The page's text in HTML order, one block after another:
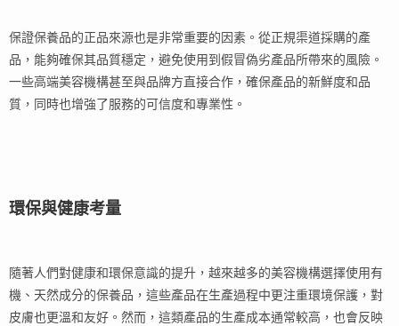
保證保養品的正品來源也是非常重要的因素。從正規渠道採購的產
品，能夠確保其品質穩定，避免使用到假冒偽劣產品所帶來的風險。
一些高端美容機構甚至與品牌方直接合作，確保產品的新鮮度和品
質，同時也增強了服務的可信度和專業性。
環保與健康考量
隨著人們對健康和環保意識的提升，越來越多的美容機構選擇使用有
機、天然成分的保養品，這些產品在生產過程中更注重環境保護，對
皮膚也更溫和友好。然而，這類產品的生產成本通常較高，也會反映